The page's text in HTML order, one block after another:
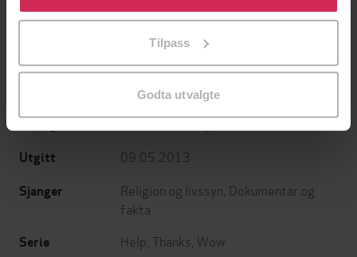
tilpasse ditt samtykke til spesifikke formål ved å klikke
Tilpass
Godta utvalgte
Anne Lamott(forfatter)
Hodder & Stoughton
Utgitt 09.05.2013
Sjanger Religion og livssyn Dokumentar og
fakta
Serie Help, Thanks, Wow